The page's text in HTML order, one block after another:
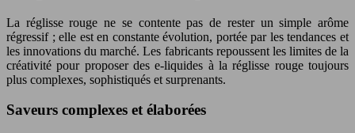
La réglisse rouge ne se contente pas de rester un simple arôme
régressif ; elle est en constante évolution, portée par les tendances et
les innovations du marché. Les fabricants repoussent les limites de la
créativité pour proposer des e-liquides à la réglisse rouge toujours
plus complexes, sophistiqués et surprenants.
Saveurs complexes et élaborées